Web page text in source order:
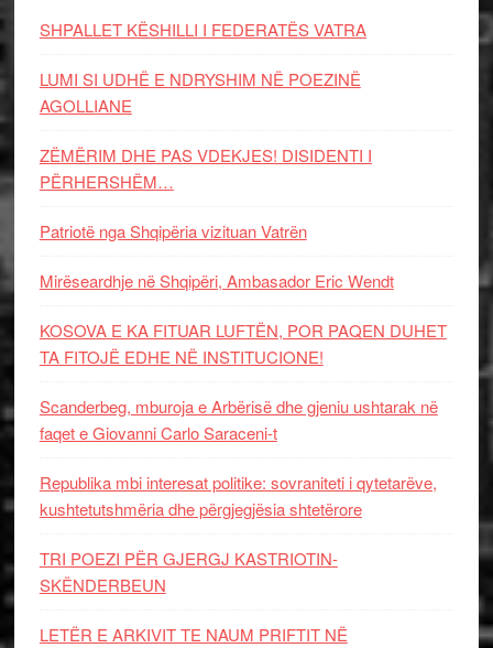
SHPALLET KËSHILLI I FEDERATËS VATRA
LUMI SI UDHË E NDRYSHIM NË POEZINË
AGOLLIANE
ZËMËRIM DHE PAS VDEKJES! DISIDENTI I
PËRHERSHËM…
Patriotë nga Shqipëria vizituan Vatrën
Mirëseardhje në Shqipëri, Ambasador Eric Wendt
KOSOVA E KA FITUAR LUFTËN, POR PAQEN DUHET
TA FITOJË EDHE NË INSTITUCIONE!
Scanderbeg, mburoja e Arbërisë dhe gjeniu ushtarak në
faqet e Giovanni Carlo Saraceni-t
Republika mbi interesat politike: sovraniteti i qytetarëve,
kushtetutshmëria dhe përgjegjësia shtetërore
TRI POEZI PËR GJERGJ KASTRIOTIN-
SKËNDERBEUN
LETËR E ARKIVIT TE NAUM PRIFTIT NË